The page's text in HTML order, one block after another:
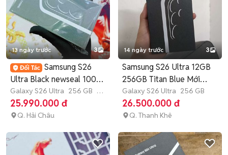
13 ngày trước 3
Samsung S26
Ultra Black newseal 100%
Việt Nam
Galaxy S26 Ultra 256 GB 7-
12 tháng
25.990.000 đ
Q. Hải Châu
14 ngày trước 3
Samsung S26 Ultra 12GB
256GB Titan Blue Mới
100%
Galaxy S26 Ultra 256 GB
26.500.000 đ
Q. Thanh Khê